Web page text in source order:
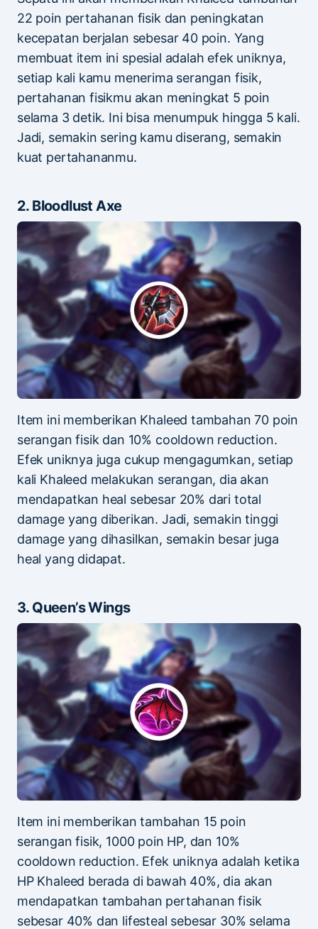
22 poin pertahanan fisik dan peningkatan
kecepatan berjalan sebesar 40 poin. Yang
membuat item ini spesial adalah efek uniknya,
setiap kali kamu menerima serangan fisik,
pertahanan fisikmu akan meningkat 5 poin
selama 3 detik. Ini bisa menumpuk hingga 5 kali.
Jadi, semakin sering kamu diserang, semakin
kuat pertahananmu.
2. Bloodlust Axe
Item ini memberikan Khaleed tambahan 70 poin
serangan fisik dan 10% cooldown reduction.
Efek uniknya juga cukup mengagumkan, setiap
kali Khaleed melakukan serangan, dia akan
mendapatkan heal sebesar 20% dari total
damage yang diberikan. Jadi, semakin tinggi
damage yang dihasilkan, semakin besar juga
heal yang didapat.
3. Queen’s Wings
Item ini memberikan tambahan 15 poin
serangan fisik, 1000 poin HP, dan 10%
cooldown reduction. Efek uniknya adalah ketika
HP Khaleed berada di bawah 40%, dia akan
mendapatkan tambahan pertahanan fisik
sebesar 40% dan lifesteal sebesar 30% selama